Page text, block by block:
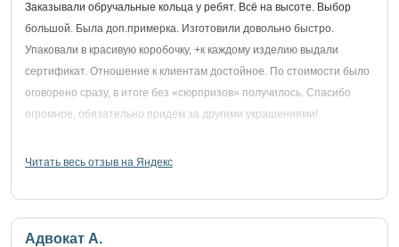
Заказывали обручальные кольца у ребят. Всё на высоте. Выбор
большой. Была доп.примерка. Изготовили довольно быстро.
Упаковали в красивую коробочку, +к каждому изделию выдали
сертификат. Отношение к клиентам достойное. По стоимости было
оговорено сразу, в итоге без «сюрпризов» получилось. Спасибо
огромное, обязательно придём за другими украшениями!
Читать весь отзыв на Яндекс
Адвокат А.